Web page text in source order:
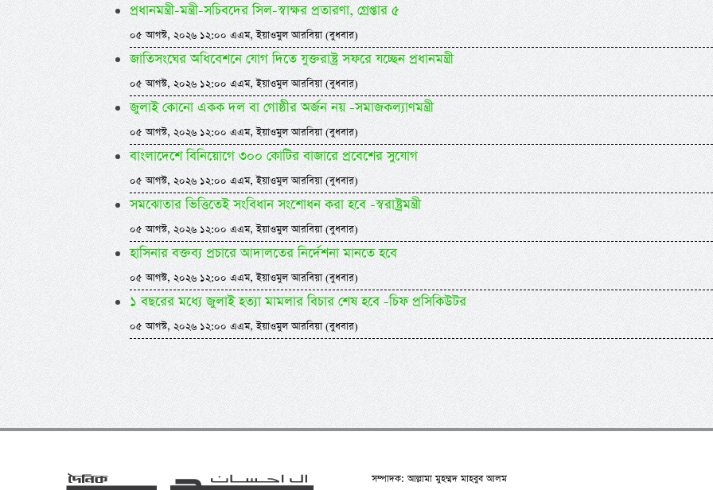
প্রধানমন্ত্রী-মন্ত্রী-সচিবদের সিল-স্বাক্ষর প্রতারণা, গ্রেপ্তার ৫
০৫ আগস্ট, ২০২৬ ১২:০০ এএম, ইয়াওমুল আরবিয়া (বুধবার)
জাতিসংঘের অধিবেশনে যোগ দিতে যুক্তরাষ্ট্র সফরে যচ্ছেন প্রধানমন্ত্রী
০৫ আগস্ট, ২০২৬ ১২:০০ এএম, ইয়াওমুল আরবিয়া (বুধবার)
জুলাই কোনো একক দল বা গোষ্ঠীর অর্জন নয় -সমাজকল্যাণমন্ত্রী
০৫ আগস্ট, ২০২৬ ১২:০০ এএম, ইয়াওমুল আরবিয়া (বুধবার)
বাংলাদেশে বিনিয়োগে ৩০০ কোটির বাজারে প্রবেশের সুযোগ
০৫ আগস্ট, ২০২৬ ১২:০০ এএম, ইয়াওমুল আরবিয়া (বুধবার)
সমঝোতার ভিত্তিতেই সংবিধান সংশোধন করা হবে -স্বরাষ্ট্রমন্ত্রী
০৫ আগস্ট, ২০২৬ ১২:০০ এএম, ইয়াওমুল আরবিয়া (বুধবার)
হাসিনার বক্তব্য প্রচারে আদালতের নির্দেশনা মানতে হবে
০৫ আগস্ট, ২০২৬ ১২:০০ এএম, ইয়াওমুল আরবিয়া (বুধবার)
১ বছরের মধ্যে জুলাই হত্যা মামলার বিচার শেষ হবে -চিফ প্রসিকিউটর
০৫ আগস্ট, ২০২৬ ১২:০০ এএম, ইয়াওমুল আরবিয়া (বুধবার)
সম্পাদক: আল্লামা মুহম্মদ মাহবুব আলম